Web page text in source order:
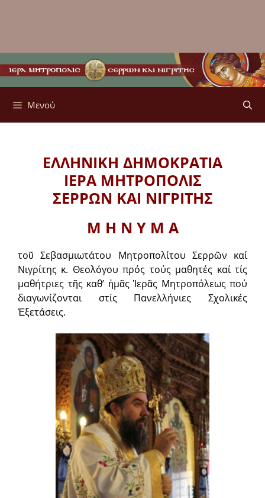
Μενού
ΕΛΛΗΝΙΚΗ ΔΗΜΟΚΡΑΤΙΑ
ΙΕΡΑ ΜΗΤΡΟΠΟΛΙΣ
ΣΕΡΡΩΝ ΚΑΙ ΝΙΓΡΙΤΗΣ
Μ Η Ν Υ Μ Α
τοῦ Σεβασμιωτάτου Μητροπολίτου Σερρῶν καί
Νιγρίτης κ. Θεολόγου πρός τούς μαθητές καί τίς
μαθήτριες τῆς καθ’ ἡμᾶς Ἱερᾶς Μητροπόλεως πού
διαγωνίζονται στίς Πανελλήνιες Σχολικές
Ἐξετάσεις.